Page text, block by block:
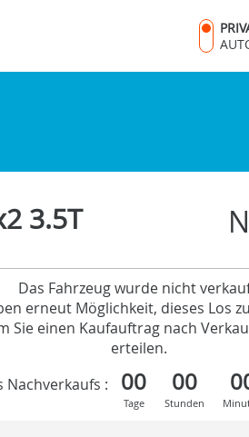
3.5T
Das Fahrzeug wurde nicht
erneut Möglichkeit, dieses Los
Sie einen Kaufauftrag nach
erteilen.
Nachverkaufs :
00
Tage
00
Stunden